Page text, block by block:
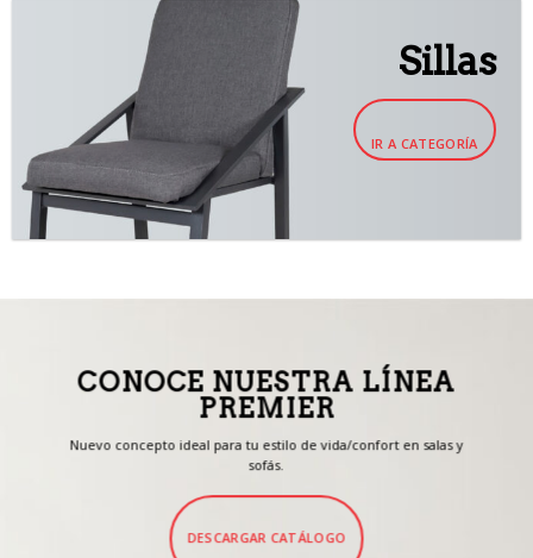
Sillas
IR A CATEGORÍA
CONOCE NUESTRA LÍNEA
PREMIER
Nuevo concepto ideal para tu estilo de vida/confort en salas y
sofás.
DESCARGAR CATÁLOGO